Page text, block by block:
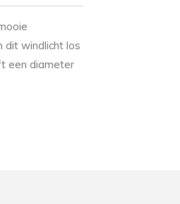
dit windlicht los
een diameter